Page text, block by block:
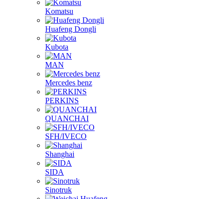
Komatsu
Huafeng Dongli
Kubota
MAN
Mercedes benz
PERKINS
QUANCHAI
SFH/IVECO
Shanghai
SIDA
Sinotruk